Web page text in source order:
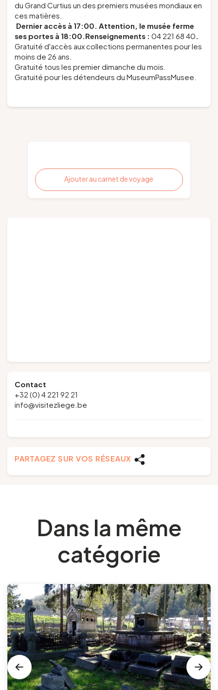
du Grand Curtius un des premiers musées mondiaux en
ces matières.
Dernier accès à 17:00. Attention, le musée ferme
ses portes à 18:00.Renseignements : 04 221 68 40.
Gratuité d'accès aux collections permanentes pour les
moins de 26 ans.
Gratuité tous les premier dimanche du mois.
Gratuité pour les détendeurs du MuseumPassMusee.
Ajouter au carnet de voyage
Contact
+32 (0) 4 221 92 21
info@visitezliege.be
PARTAGEZ SUR VOS RÉSEAUX
Dans la même
catégorie